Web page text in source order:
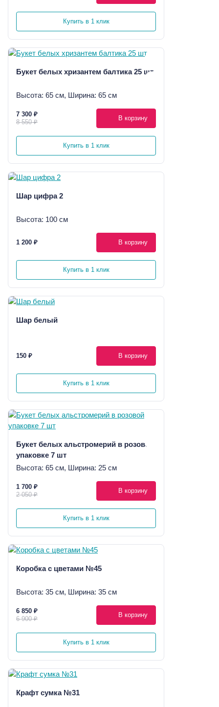
Купить в 1 клик
Букет белых хризантем балтика 25 шт
Высота: 65 см, Ширина: 65 см
7 300 ₽
8 550 ₽
В корзину
Купить в 1 клик
Шар цифра 2
Высота: 100 см
1 200 ₽ В корзину
Купить в 1 клик
Шар белый
150 ₽ В корзину
Купить в 1 клик
Букет белых альстромерий в розовой
упаковке 7 шт
Высота: 65 см, Ширина: 25 см
1 700 ₽
2 050 ₽
В корзину
Купить в 1 клик
Коробка с цветами №45
Высота: 35 см, Ширина: 35 см
6 850 ₽
6 900 ₽
В корзину
Купить в 1 клик
Крафт сумка №31